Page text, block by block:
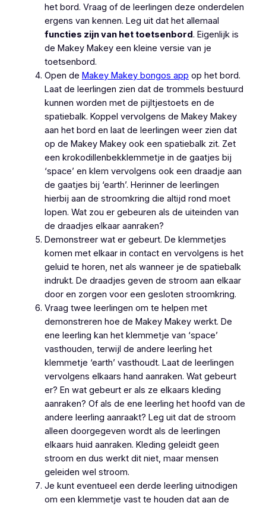
het bord. Vraag of de leerlingen deze onderdelen
ergens van kennen. Leg uit dat het allemaal
functies zijn van het toetsenbord. Eigenlijk is
de Makey Makey een kleine versie van je
toetsenbord.
Open de Makey Makey bongos app op het bord.
Laat de leerlingen zien dat de trommels bestuurd
kunnen worden met de pijltjestoets en de
spatiebalk. Koppel vervolgens de Makey Makey
aan het bord en laat de leerlingen weer zien dat
op de Makey Makey ook een spatiebalk zit. Zet
een krokodillenbekklemmetje in de gaatjes bij
‘space’ en klem vervolgens ook een draadje aan
de gaatjes bij ‘earth’. Herinner de leerlingen
hierbij aan de stroomkring die altijd rond moet
lopen. Wat zou er gebeuren als de uiteinden van
de draadjes elkaar aanraken?
Demonstreer wat er gebeurt. De klemmetjes
komen met elkaar in contact en vervolgens is het
geluid te horen, net als wanneer je de spatiebalk
indrukt. De draadjes geven de stroom aan elkaar
door en zorgen voor een gesloten stroomkring.
Vraag twee leerlingen om te helpen met
demonstreren hoe de Makey Makey werkt. De
ene leerling kan het klemmetje van ‘space’
vasthouden, terwijl de andere leerling het
klemmetje ‘earth’ vasthoudt. Laat de leerlingen
vervolgens elkaars hand aanraken. Wat gebeurt
er? En wat gebeurt er als ze elkaars kleding
aanraken? Of als de ene leerling het hoofd van de
andere leerling aanraakt? Leg uit dat de stroom
alleen doorgegeven wordt als de leerlingen
elkaars huid aanraken. Kleding geleidt geen
stroom en dus werkt dit niet, maar mensen
geleiden wel stroom.
Je kunt eventueel een derde leerling uitnodigen
om een klemmetje vast te houden dat aan de